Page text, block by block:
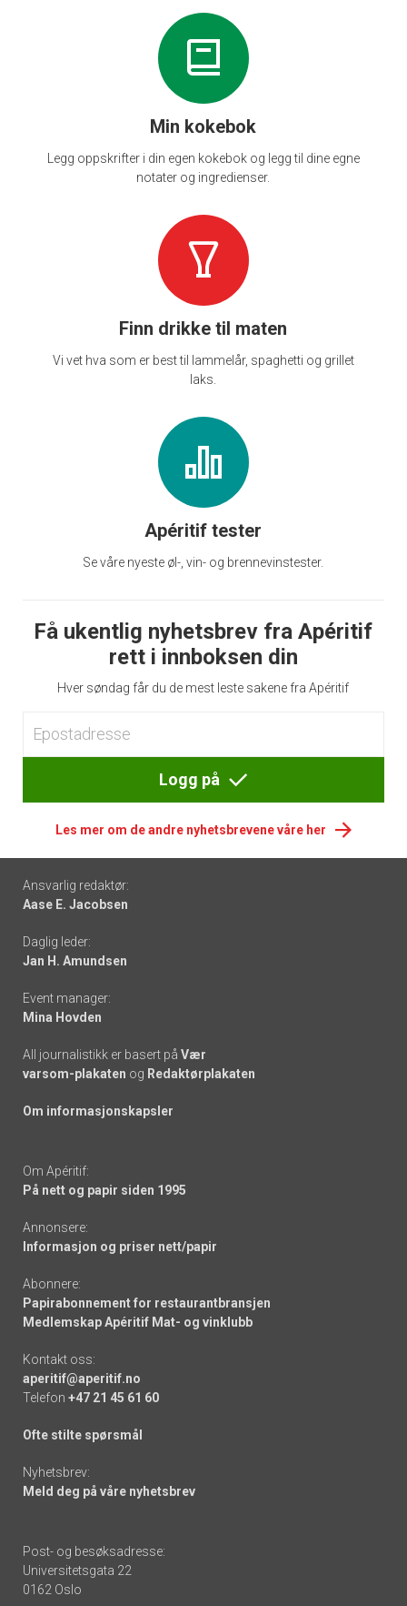
Min kokebok
Legg oppskrifter i din egen kokebok og legg til dine egne
notater og ingredienser.
Finn drikke til maten
Vi vet hva som er best til lammelår, spaghetti og grillet
laks.
Apéritif tester
Se våre nyeste øl-, vin- og brennevinstester.
Få ukentlig nyhetsbrev fra Apéritif
rett i innboksen din
Hver søndag får du de mest leste sakene fra Apéritif
Logg på
Les mer om de andre nyhetsbrevene våre her
Footer
-
links
Ansvarlig redaktør:
Aase E. Jacobsen
Daglig leder:
Jan H. Amundsen
Event manager:
Mina Hovden
All journalistikk er basert på Vær
varsom-plakaten og Redaktørplakaten
Om informasjonskapsler
Om Apéritif:
På nett og papir siden 1995
Annonsere:
Informasjon og priser nett/papir
Abonnere:
Papirabonnement for restaurantbransjen
Medlemskap Apéritif Mat- og vinklubb
Kontakt oss:
aperitif@aperitif.no
Telefon +47 21 45 61 60
Ofte stilte spørsmål
Nyhetsbrev:
Meld deg på våre nyhetsbrev
Post- og besøksadresse:
Universitetsgata 22
0162 Oslo